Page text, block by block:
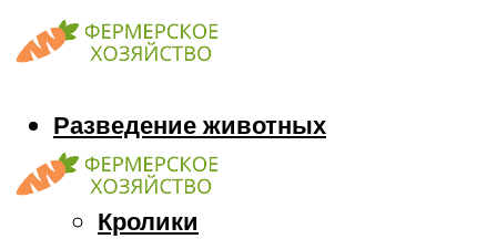
Разведение животных
Козы
Кони
Кролики